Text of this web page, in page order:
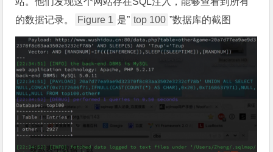
的数据记录。
Figure 1 是” top 100 ”数据库的截图